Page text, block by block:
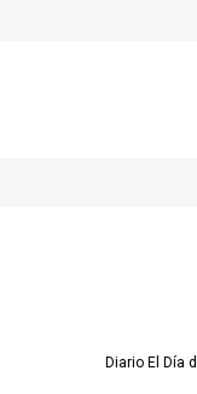
Diario El Día